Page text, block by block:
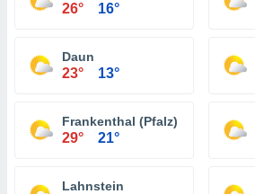
26° 16°
Daun
23° 13°
Frankenthal (Pfalz)
29° 21°
Lahnstein